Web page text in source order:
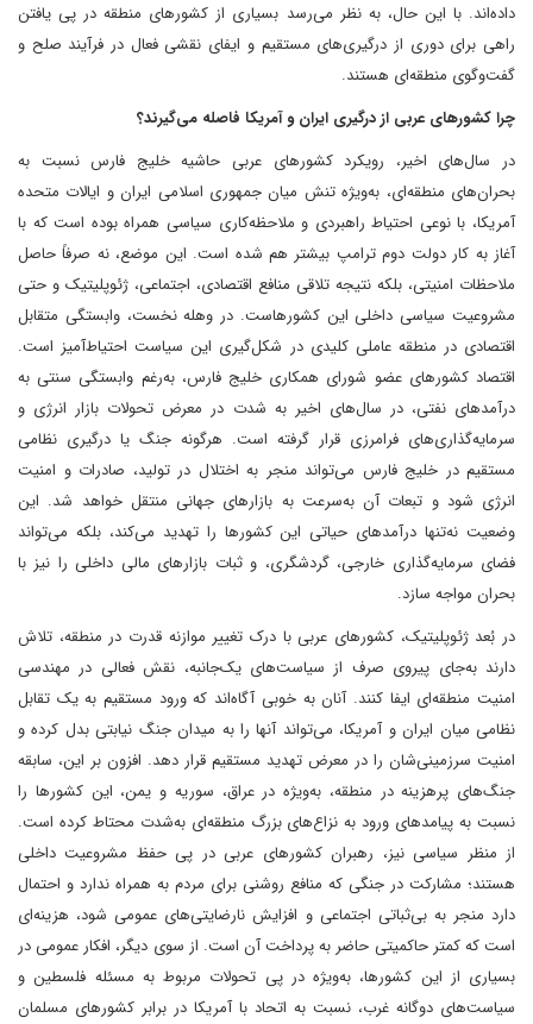
داده‌اند. با این‌ حال، به نظر می‌رسد بسیاری از کشورهای منطقه در پی یافتن
راهی برای دوری از درگیری‌های مستقیم و ایفای نقشی فعال در فرآیند صلح و
گفت‌وگوی منطقه‌ای هستند.
چرا کشورهای عربی از درگیری ایران و آمریکا فاصله می‌گیرند؟
در سال‌های اخیر، رویکرد کشورهای عربی حاشیه خلیج فارس نسبت به
بحران‌های منطقه‌ای، به‌ویژه تنش میان جمهوری اسلامی ایران و ایالات متحده
آمریکا، با نوعی احتیاط راهبردی و ملاحظه‌کاری سیاسی همراه بوده است که با
آغاز به کار دولت دوم ترامپ بیشتر هم شده است. این موضع، نه صرفاً حاصل
ملاحظات امنیتی، بلکه نتیجه تلاقی منافع اقتصادی، اجتماعی، ژئوپلیتیک و حتی
مشروعیت سیاسی داخلی این کشورهاست. در وهله نخست، وابستگی متقابل
اقتصادی در منطقه عاملی کلیدی در شکل‌گیری این سیاست احتیاط‌آمیز است.
اقتصاد کشورهای عضو شورای همکاری خلیج فارس، به‌رغم وابستگی سنتی به
درآمدهای نفتی، در سال‌های اخیر به شدت در معرض تحولات بازار انرژی و
سرمایه‌گذاری‌های فرامرزی قرار گرفته است. هرگونه جنگ یا درگیری نظامی
مستقیم در خلیج فارس می‌تواند منجر به اختلال در تولید، صادرات و امنیت
انرژی شود و تبعات آن به‌سرعت به بازارهای جهانی منتقل خواهد شد. این
وضعیت نه‌تنها درآمدهای حیاتی این کشورها را تهدید می‌کند، بلکه می‌تواند
فضای سرمایه‌گذاری خارجی، گردشگری، و ثبات بازارهای مالی داخلی را نیز با
بحران مواجه سازد.
در بُعد ژئوپلیتیک، کشورهای عربی با درک تغییر موازنه قدرت در منطقه، تلاش
دارند به‌جای پیروی صرف از سیاست‌های یک‌جانبه، نقش فعالی در مهندسی
امنیت منطقه‌ای ایفا کنند. آنان به خوبی آگاه‌اند که ورود مستقیم به یک تقابل
نظامی میان ایران و آمریکا، می‌تواند آنها را به میدان جنگ نیابتی بدل کرده و
امنیت سرزمینی‌شان را در معرض تهدید مستقیم قرار دهد. افزون بر این، سابقه
جنگ‌های پرهزینه در منطقه، به‌ویژه در عراق، سوریه و یمن، این کشورها را
نسبت به پیامدهای ورود به نزاع‌های بزرگ منطقه‌ای به‌شدت محتاط کرده است.
از منظر سیاسی نیز، رهبران کشورهای عربی در پی حفظ مشروعیت داخلی
هستند؛ مشارکت در جنگی که منافع روشنی برای مردم به همراه ندارد و احتمال
دارد منجر به بی‌ثباتی اجتماعی و افزایش نارضایتی‌های عمومی شود، هزینه‌ای
است که کمتر حاکمیتی حاضر به پرداخت آن است. از سوی دیگر، افکار عمومی در
بسیاری از این کشورها، به‌ویژه در پی تحولات مربوط به مسئله فلسطین و
سیاست‌های دوگانه غرب، نسبت به اتحاد با آمریکا در برابر کشورهای مسلمان